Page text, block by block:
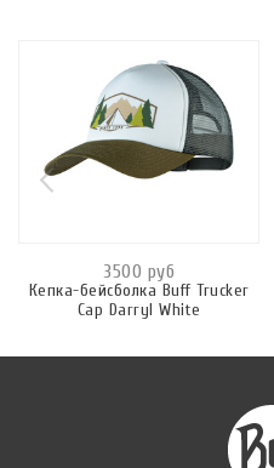
3500 руб
Кепка-бейсболка Buff Trucker
Cap Darryl White